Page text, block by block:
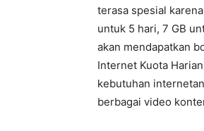
terasa spesial
untuk 5 hari, 7 GB
akan mendapatkan
Internet Kuota
kebutuhan
berbagai video